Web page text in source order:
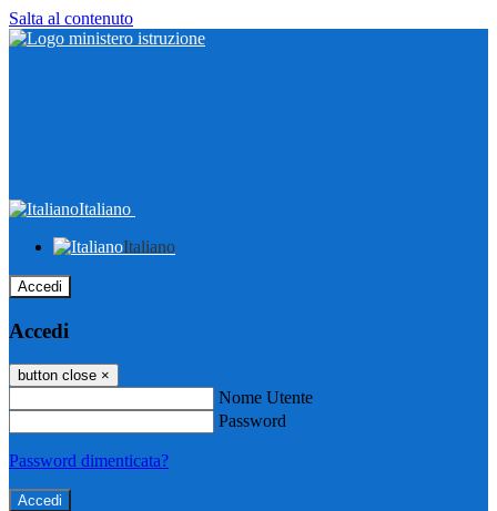
Salta al contenuto
Italiano
Italiano
Accedi
Accedi
button close ×
Nome Utente
Password
Password dimenticata?